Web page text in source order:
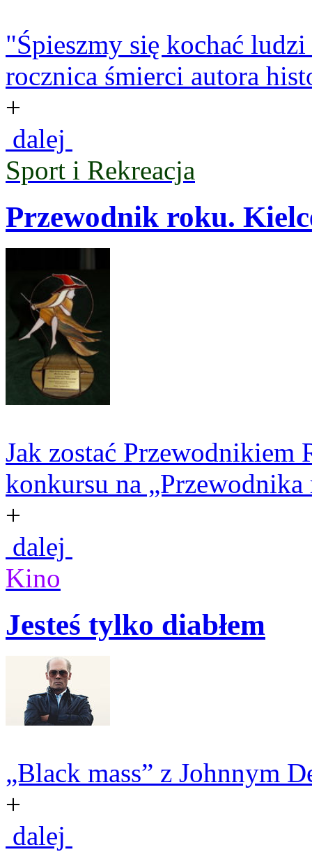
"Śpieszmy się kochać
rocznica śmierci autora
+
dalej
Sport i Rekreacja
Przewodnik roku.
Jak zostać Przewodnikiem
konkursu na
+
dalej
Kino
Jesteś tylko diabłem
„Black mass” z Johnnym
+
dalej